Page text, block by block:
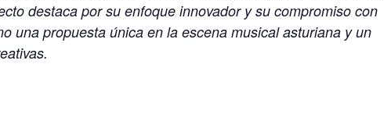
destaca por su enfoque innovador y su compromiso con
una propuesta única en la escena musical asturiana y un